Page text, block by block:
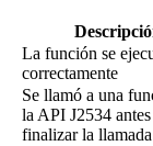
La función se
correctamente
Se llamó a una
la API J2534
finalizar la